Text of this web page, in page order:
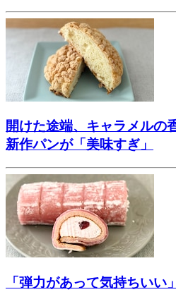
開けた途端、キャラメルの
新作パンが「美味すぎ」
「弾力があって気持ちいい